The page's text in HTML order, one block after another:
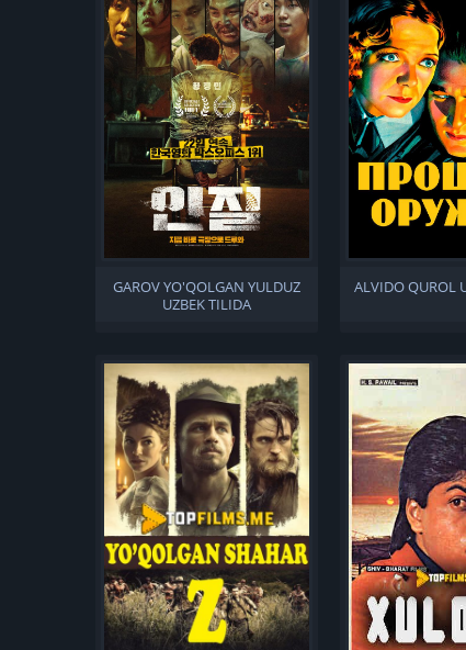
GAROV YO'QOLGAN YULDUZ
UZBEK TILIDA
ALVIDO QUROL